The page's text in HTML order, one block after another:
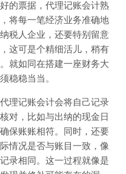
的票据，代理记账会计熟
将每一笔经济业务准确地
税人企业，还要特别留意
这可是个精细活儿，稍有
就如同在搭建一座财务大
稳稳当当。
理记账会计会将自己记录
对，比如与出纳的现金日
保账账相符。同时，还要
情况是否与账目一致，像
录相同。这一过程就像是